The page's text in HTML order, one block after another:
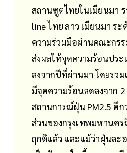
สถานฑูตไทยในเมียนมา
line ไทย ลาว เมียนมา ร
ความร่วมมือผ่านคณะกร
ส่งผลให้จุดความร้อนปร
ลงจากปีที่ผ่านมา โดยรว
มีจุดความร้อนลดลงจาก
สถานการณ์ฝุ่น PM2.5 ดี
ส่วนของกรุงเทพมหานคร
ฤกติแล้ว และแม้ว่าฝุ่นละอ